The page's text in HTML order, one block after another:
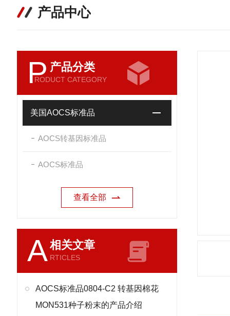
产品中心
P 产品分类
RODUCT CATEGORY
美国AOCS标准品
AOCS转基因标准品
AOCS标准品
查看全部
A相关文章
RTICLES
AOCS标准品0804-C2 转基因棉花
MON531种子粉末的产品介绍